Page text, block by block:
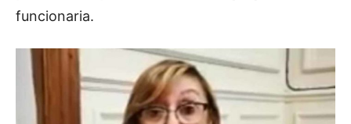
funcionaria.